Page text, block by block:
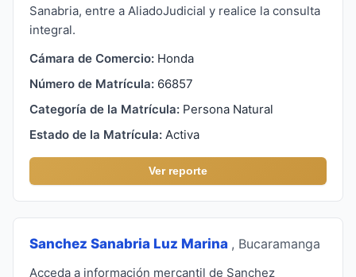
Sanabria, entre a AliadoJudicial y realice la consulta
integral.
Cámara de Comercio: Honda
Número de Matrícula: 66857
Categoría de la Matrícula: Persona Natural
Estado de la Matrícula: Activa
Ver reporte
Sanchez Sanabria Luz Marina , Bucaramanga
Acceda a información mercantil de Sanchez